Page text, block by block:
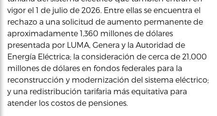
vigor el 1 de julio de 2026. Entre ellas se encuentra el
rechazo a una solicitud de aumento permanente de
aproximadamente 1,360 millones de dólares
presentada por LUMA, Genera y la Autoridad de
Energía Eléctrica; la consideración de cerca de 21,000
millones de dólares en fondos federales para la
reconstrucción y modernización del sistema eléctrico;
y una redistribución tarifaria más equitativa para
atender los costos de pensiones.